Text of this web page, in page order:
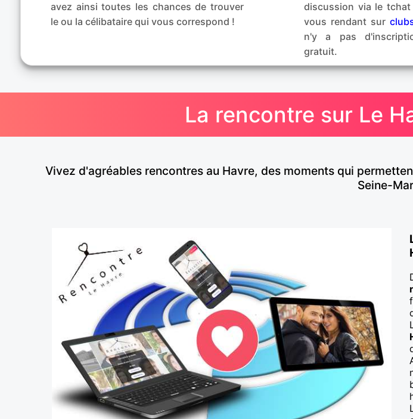
avez ainsi toutes les chances de trouver
le ou la célibataire qui vous correspond !
discussion via le
vous rendant sur
n'y a pas
gratuit.
La rencontre sur Le
Vivez d'agréables rencontres au Havre, des moments qui
Seine-